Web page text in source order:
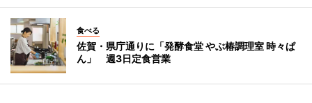
食べる
佐賀・県庁通りに「発酵食堂 やぶ椿調理室 時々ぱ
ん」 週3日定食営業